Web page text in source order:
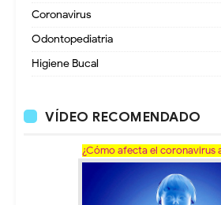
Coronavirus
Odontopediatria
Higiene Bucal
VÍDEO RECOMENDADO
¿Cómo afecta el coronavirus